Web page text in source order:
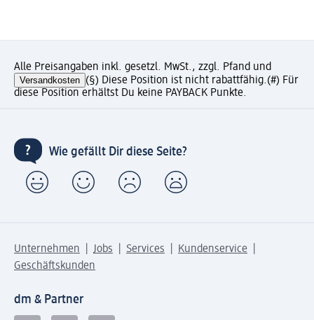
Alle Preisangaben inkl. gesetzl. MwSt., zzgl. Pfand und
Versandkosten (§) Diese Position ist nicht rabattfähig.(#) Für
diese Position erhältst Du keine PAYBACK Punkte.
Wie gefällt Dir diese Seite?
Unternehmen Jobs Services
Kundenservice
Geschäftskunden
dm & Partner